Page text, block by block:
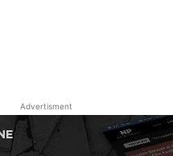
Advertisment